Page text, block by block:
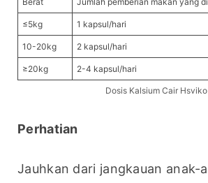
≤5kg 1 kapsul/hari
10-20kg 2 kapsul/hari
≥20kg 2-4 kapsul/hari
Dosis Kalsium Cair Hsviko
Perhatian
Jauhkan dari jangkauan anak-